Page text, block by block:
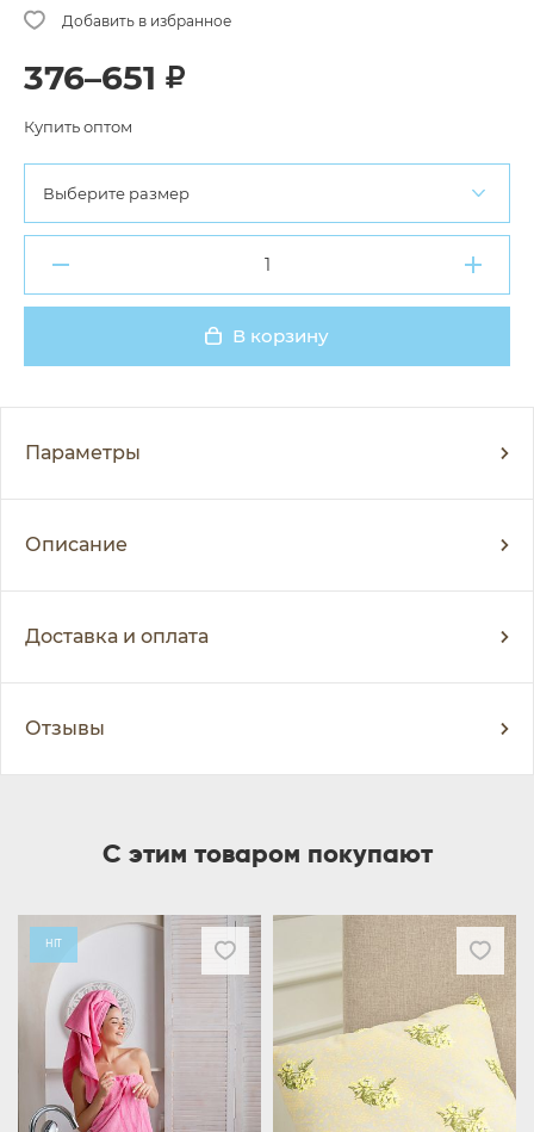
376–651
Купить оптом
Выберите размер
В корзину
Параметры
Описание
Доставка и оплата
Отзывы
С этим товаром покупают
HIT